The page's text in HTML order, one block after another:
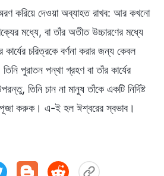
করিয়ে দেওয়া অব্যাহত রাখব: আর কখনো
মধ্যে, বা তাঁর অতীত উচ্চারণের মধ্যে
চরিত্রকে বর্ণনা করার জন্য কেবল
পুরাতন পন্থা গ্রহণ বা তাঁর কার্যের
তিনি চান না মানুষ তাঁকে একটি নির্দিষ্ট
পূজা করুক। এ-ই হল ঈশ্বরের স্বভাব।